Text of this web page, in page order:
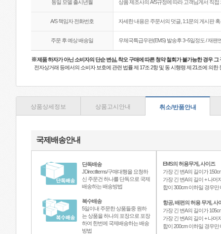
동일 모델 출시년월 상품 제조사의 A/S규정에 따라 고객님게서 직접
A/S 책임자 전화번호 자세한 내용은 주문서의 덧글, 1:1문의 게시판
주문 후 예상 배송일 우체국특급우편(EMS) 발송후 3~5일정도 / 재
※제품 하자가 아닌 소비자의 단순 변심, 착오 구매에 따른 청약 철회가 불가능한 경우 그
전자상거래 등에서의 소비자 보호에 관련 법률 제 17조 2항 및 동 시행령 제 21조에 의
상품상세정보 상품고시안내 취소/반품안내
국제배송안내
단독배송
JDirectItems/구매대행을 요청하
신 주문건 하나를 단독으로 국제
배송하는 배송방법
복수배송
5일이내 주문한 상품들중 원하
는 상품을 하나의 포장으로 포장
하여 한번에 국제배송하는 배송
방법
EMS의 허용무게, 사이즈
가장 긴 변A의 길이가
가장 긴 변A의 길이 + 나머
합이 300cm 이하일 경우만
항공, 배편의 허용 무게, 사
가장 긴 변A의 길이가
가장 긴 변A의 길이 + 나머
합이 200cm 이하일 경우만